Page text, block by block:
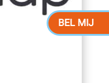
BEL MIJ